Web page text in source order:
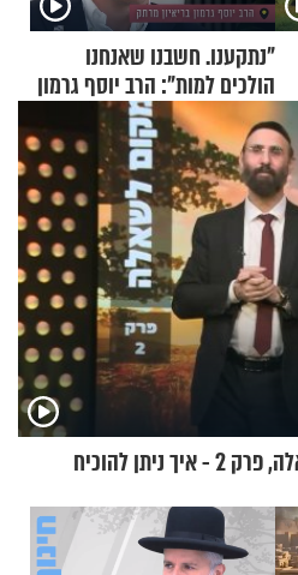
"נתקענו. חשבנו שאנחנו
הולכים למות": הרב יוסף גרמון
בריאיון מרתק
הרב רפאל אוחיון: מקום לשאלה, פרק 2 - איך ניתן להוכיח